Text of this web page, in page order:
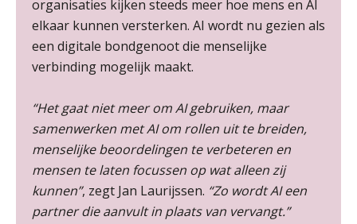
organisaties kijken steeds meer hoe mens en AI
elkaar kunnen versterken. AI wordt nu gezien als
een digitale bondgenoot die menselijke
verbinding mogelijk maakt.
“Het gaat niet meer om AI gebruiken, maar
samenwerken met AI om rollen uit te breiden,
menselijke beoordelingen te verbeteren en
mensen te laten focussen op wat alleen zij
kunnen”, zegt Jan Laurijssen. “Zo wordt AI een
partner die aanvult in plaats van vervangt.”
07
Lonen in de Jaarrekening (NIRPA PE)